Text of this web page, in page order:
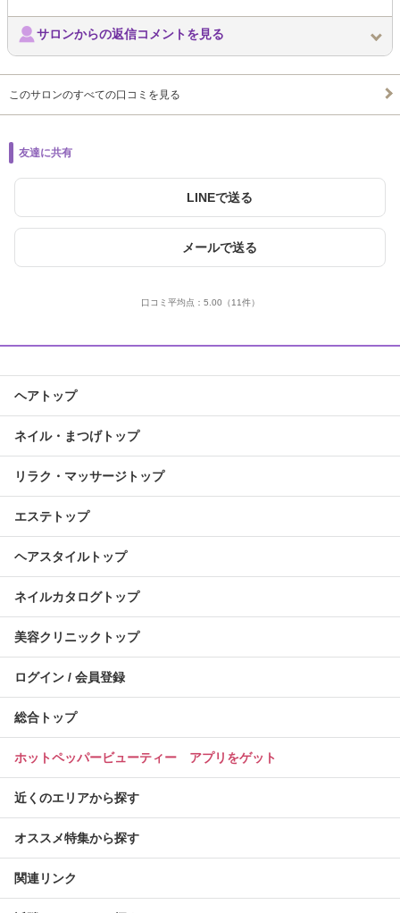
サロンからの返信コメントを見る
このサロンのすべての口コミを見る
友達に共有
LINEで送る
メールで送る
口コミ平均点： 5.00 （11件）
ヘアトップ
ネイル・まつげトップ
リラク・マッサージトップ
エステトップ
ヘアスタイルトップ
ネイルカタログトップ
美容クリニックトップ
ログイン / 会員登録
総合トップ
ホットペッパービューティー アプリをゲット
近くのエリアから探す
オススメ特集から探す
関連リンク